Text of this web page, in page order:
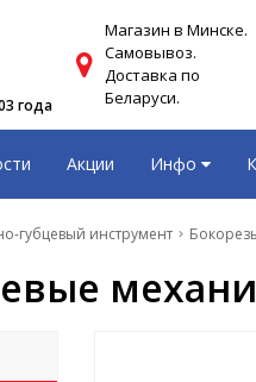
года
Магазин в Минске.
Самовывоз.
Доставка по
Беларуси.
Акции Инфо
губцевый инструмент